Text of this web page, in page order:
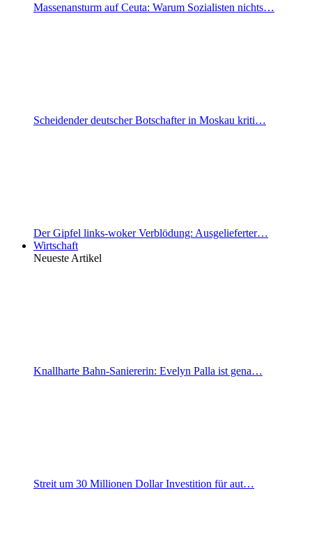
Massenansturm auf Ceuta: Warum Sozialisten nichts…
Scheidender deutscher Botschafter in Moskau kriti…
Der Gipfel links-woker Verblödung: Ausgelieferter…
Wirtschaft
Neueste Artikel
Knallharte Bahn-Saniererin: Evelyn Palla ist gena…
Streit um 30 Millionen Dollar Investition für aut…